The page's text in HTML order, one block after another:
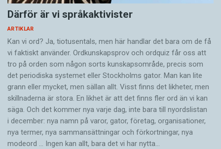
Därför är vi språkaktivister
ARTIKLAR
Kan vi ord? Ja, tiotusentals, men här handlar det bara om de få
vi faktiskt använder. Ordkunskapsprov och ordquiz får oss att
tro på orden som någon sorts kunskapsområde, precis som
det periodiska systemet eller Stockholms gator. Man kan lite
grann eller mycket, men sällan allt. Visst finns det likheter, men
skillnaderna är stora. En likhet är att det finns fler ord än vi kan
säga. Och det kommer nya varje dag, inte bara till nyordslistan
i december: nya namn på varor, gator, företag, organisationer,
nya termer, nya samman­sättningar och förkortningar, nya
modeord … Ingen kan allt, bara det vi har nytta…